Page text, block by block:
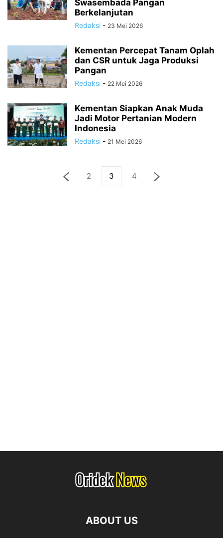
Swasembada Pangan
Berkelanjutan
Redaksi - 23 Mei 2026
Kementan Percepat Tanam Oplah
dan CSR untuk Jaga Produksi
Pangan
Redaksi - 22 Mei 2026
Kementan Siapkan Anak Muda
Jadi Motor Pertanian Modern
Indonesia
Redaksi - 21 Mei 2026
2 3 4
ABOUT US